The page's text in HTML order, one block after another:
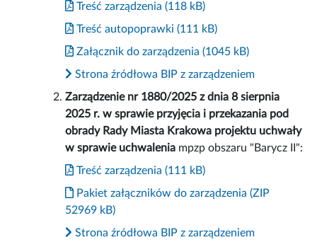
Treść zarządzenia (118 kB)
Treść autopoprawki (111 kB)
Załącznik do zarządzenia (1045 kB)
Strona źródłowa BIP z zarządzeniem
Zarządzenie nr 1880/2025 z dnia 8 sierpnia
2025 r. w sprawie przyjęcia i przekazania pod
obrady Rady Miasta Krakowa projektu uchwały
w sprawie uchwalenia mpzp obszaru "Barycz II":
Treść zarządzenia (111 kB)
Pakiet załączników do zarządzenia (ZIP
52969 kB)
Strona źródłowa BIP z zarządzeniem